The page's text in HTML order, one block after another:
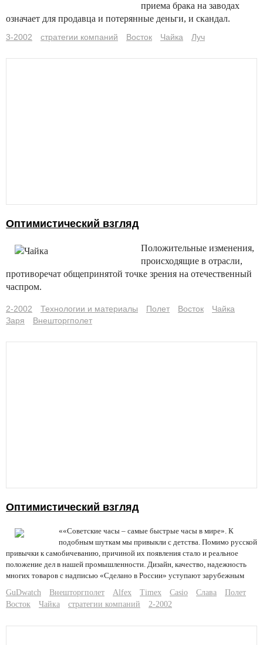
приема брака на заводах
означает для продавца и потерянные деньги, и скандал.
3-2002 стратегии компаний Восток Чайка Луч
Оптимистический взгляд
Положительные изменения,
происходящие в отрасли,
противоречат общепринятой точке зрения на отечественный
часпром.
2-2002 Технологии и материалы Полет Восток
Чайка
Заря
Внешторгполет
Оптимистический взгляд
««Советские часы – самые быстрые часы в мире». К
подобным шуткам мы привыкли с детства. Помимо русской
привычки к самобичеванию, причиной их появления стало и реальное
положение дел в нашей промышленности. Дизайн, качество, надежность
многих товаров с надписью «Сделано в России» уступают зарубежным
GuDwatch
Внешторгполет Alfex Timex Casio Слава
Полет
Восток
Чайка стратегии компаний 2-2002